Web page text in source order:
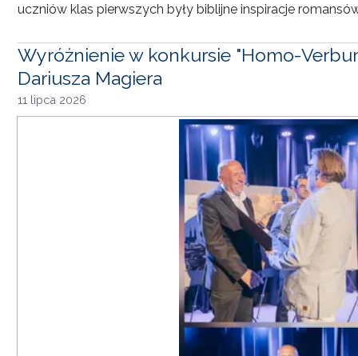
uczniów klas pierwszych były biblijne inspiracje
Wyróżnienie w konkursie "Homo-
Dariusza Magiera
11 lipca 2026